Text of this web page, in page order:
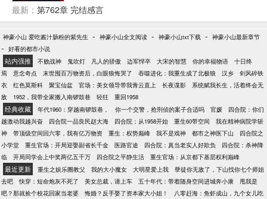
怜巴巴地看着他。 “没事，媳妇儿！我有粮食！”江霖
顿时担起了养家重担！他走到屋外打开地窖，放了几
百斤粮食和众多物资。 看着媳妇儿跟女儿吃上饭后，
钱！在这个年代实现暴富，走向人生巅峰！买爆四合
院！！！
噩耗，从此彻底黑化。 带着张谦蛋、张东秀、封于修
等一众小弟，在香江、棒子国、湾湾乃至整个东南亚
界，站在高楼上看着自己小弟头上的词条说道：我，
Ps：本文没有女主，只有女人。杀伐果断，圣母请转
身！
最新： 第762章 完结感言
神豪小山 爱吃酱汁肠粉的紫先生 - 神豪小山全文阅读 - 神豪小山txt下载 - 神豪小山最新章节
- 好看的都市小说
站内强推 不败战神 鬼吹灯 凡人的骄傲 边军悍卒 大宋的智慧 你的幸福物语
十日终
焉
意念奇点 末世囤百万物资后，白眼狼悔哭了 吞噬进化：我重生成了北极狼 汉乡
剑风碎铁
衣
红色莫斯科 聚宝仙盆 官场：美女领导带我青云直上 长夜谍影
系统赋我长生，活着终会无
敌
1952，我带全家搬入南锣鼓巷 轻狂 重回1958
经典收藏 年代1960：穿越南锣鼓巷， 你一个交警，抢刑侦的案子合适吗 官媛
四合院：你们
越激动我越兴奋
四合院一品良民赵大海 四合院：从1958开始 重生60带空间
我在精神病院学斩
神
带顶级空间回六零，我有亿万物资 重生：权势巅峰 我不是戏神 都市之神医下山
四合院之
小学堂
重生官场：开局迎娶副省长千金 医路官途 四合院：真当老实人好欺负
四合院：杀神降
临
开局同学会上中奖两亿五千万 四合院之平静生活 重生官场：从京都下基层权利巅峰
最近更新 重生之娱乐圈教父 我的大小魔女 大明星爱上我
孽徒你无敌了，下山找你七个师姐
去吧
快穿：短命炮灰不死了 美女总裁，请上车 五十年代：带着随身空间进城奔小康
甩我是
吧？那就捡个校花回家当老婆
悔婚？反手娶了资本家大小姐！
八零赶海：鱼虾成山，九个女儿吃